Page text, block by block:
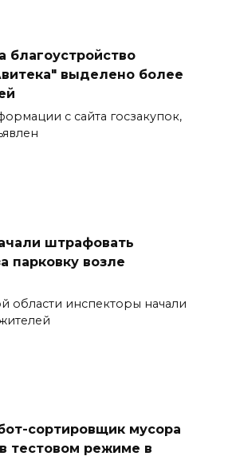
благоустройство
выделено более
с сайта госзакупок,
штрафовать
парковку возле
области инспекторы начали
сортировщик мусора
тестовом режиме в